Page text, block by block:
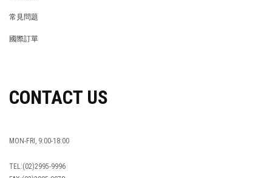
常見問題
國際訂單
CONTACT US
MON-FRI, 9:00-18:00
TEL:(02)2995-9996